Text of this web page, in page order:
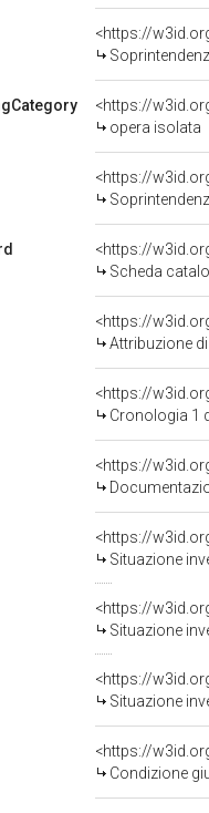
<https://
Soprintendenza
<https://
opera isolata
<https://
Soprintendenza
<https://
Scheda
Attribuzione
<https://
Cronologia 1
<https://
Situazione
<https://
Situazione
<https://
Situazione
<https://
Condizione